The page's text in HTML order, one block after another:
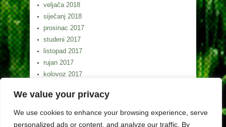
We value your privacy
We use cookies to enhance your browsing experience, serve
personalized ads or content, and analyze our traffic. By
veljača 2018
siječanj 2018
prosinac 2017
studeni 2017
listopad 2017
rujan 2017
kolovoz 2017
lipanj 2017
svibanj 2017